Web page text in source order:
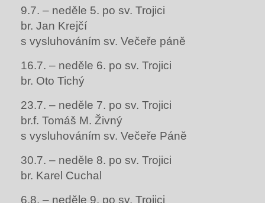
9.7. – neděle 5. po sv. Trojici
br. Jan Krejčí
s vysluhováním sv. Večeře páně
16.7. – neděle 6. po sv. Trojici
br. Oto Tichý
23.7. – neděle 7. po sv. Trojici
br.f. Tomáš M. Živný
s vysluhováním sv. Večeře Páně
30.7. – neděle 8. po sv. Trojici
br. Karel Cuchal
6.8. – neděle 9. po sv. Trojici